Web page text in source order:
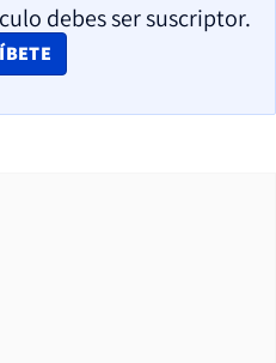
debes ser suscriptor.
NEW WINDOW